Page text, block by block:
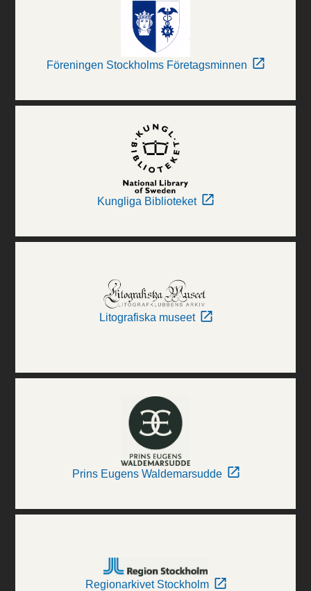
Föreningen Stockholms Företagsminnen
Kungliga Biblioteket
Litografiska museet
Prins Eugens Waldemarsudde
Regionarkivet Stockholm